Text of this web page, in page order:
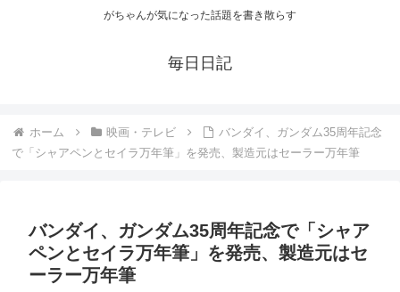
がちゃんが気になった話題を書き散らす
毎日日記
ホーム 映画・テレビ
バンダイ、ガンダム35周年記念
で「シャアペンとセイラ万年筆」を発売、製造元はセーラー万年筆
バンダイ、ガンダム35周年記念で「シャア
ペンとセイラ万年筆」を発売、製造元はセ
ーラー万年筆